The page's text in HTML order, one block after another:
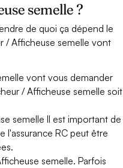
semelle ?
de quoi ça dépend le
/ Afficheuse semelle vont
vont vous demander
/ Afficheuse semelle soit
semelle Il est important de
l'assurance RC peut être
semelle. Parfois